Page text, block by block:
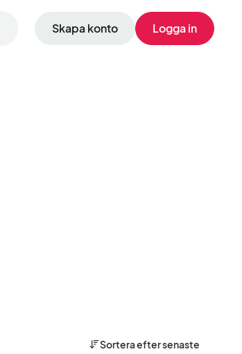
Skapa konto Logga in
Sortera eftersenaste